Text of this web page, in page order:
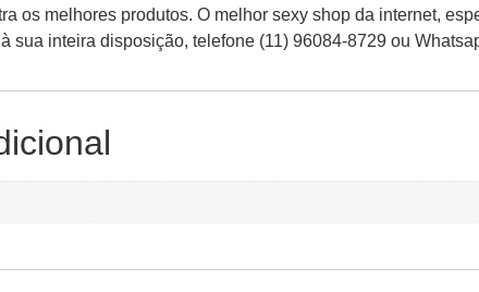
os melhores produtos. O melhor sexy shop da internet,
sua inteira disposição, telefone (11) 96084-8729 ou